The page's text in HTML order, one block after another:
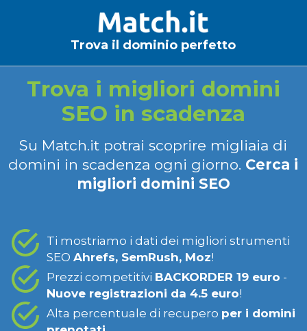
Trova il dominio perfetto
Trova i migliori domini
SEO in scadenza
Su Match.it potrai scoprire migliaia di
domini in scadenza ogni giorno. Cerca i
migliori domini SEO
Ti mostriamo i dati dei migliori strumenti
SEO Ahrefs, SemRush, Moz!
Prezzi competitivi BACKORDER 19 euro -
Nuove registrazioni da 4.5 euro!
Alta percentuale di recupero per i domini